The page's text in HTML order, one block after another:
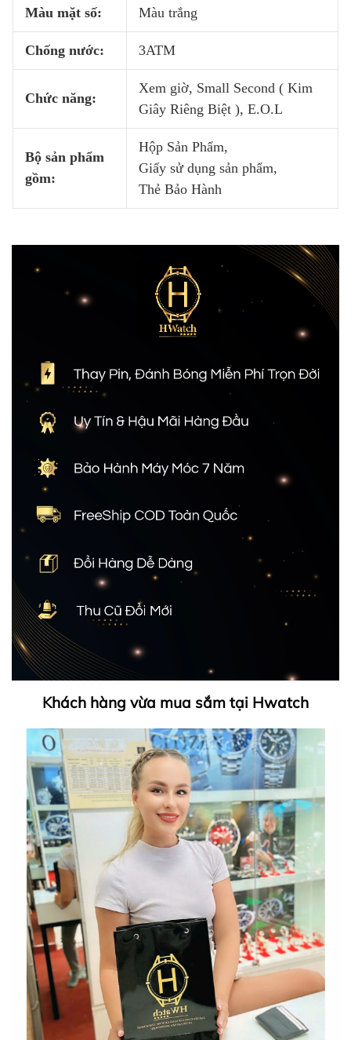
Màu mặt số: Màu trắng
Chống nước: 3ATM
Chức năng:
Xem giờ, Small Second ( Kim
Giây Riêng Biệt ), E.O.L
Bộ sản phẩm
gồm:
Hộp Sản Phẩm,
Giấy sử dụng sản phẩm,
Thẻ Bảo Hành
Khách hàng vừa mua sắm tại Hwatch